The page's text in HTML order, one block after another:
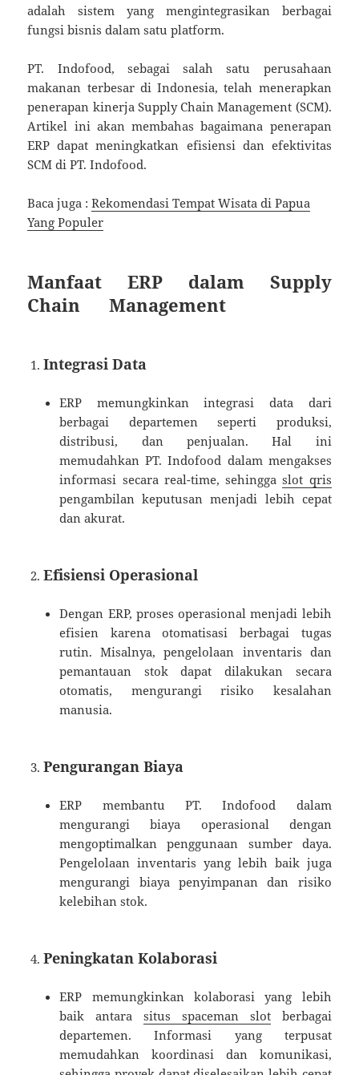
adalah sistem yang mengintegrasikan berbagai
fungsi bisnis dalam satu platform.
PT. Indofood, sebagai salah satu perusahaan
makanan terbesar di Indonesia, telah menerapkan
penerapan kinerja Supply Chain Management (SCM).
Artikel ini akan membahas bagaimana penerapan
ERP dapat meningkatkan efisiensi dan efektivitas
SCM di PT. Indofood.
Baca juga :Rekomendasi Tempat Wisata di Papua
Yang Populer
Manfaat ERP dalam Supply
Chain Management
Integrasi Data
ERP memungkinkan integrasi data dari
berbagai departemen seperti produksi,
distribusi, dan penjualan. Hal ini
memudahkan PT. Indofood dalam mengakses
informasi secara real-time, sehinggaslot qris
pengambilan keputusan menjadi lebih cepat
dan akurat.
Efisiensi Operasional
Dengan ERP, proses operasional menjadi lebih
efisien karena otomatisasi berbagai tugas
rutin. Misalnya, pengelolaan inventaris dan
pemantauan stok dapat dilakukan secara
otomatis, mengurangi risiko kesalahan
manusia.
Pengurangan Biaya
ERP membantu PT. Indofood dalam
mengurangi biaya operasional dengan
mengoptimalkan penggunaan sumber daya.
Pengelolaan inventaris yang lebih baik juga
mengurangi biaya penyimpanan dan risiko
kelebihan stok.
Peningkatan Kolaborasi
ERP memungkinkan kolaborasi yang lebih
baik antarasitus spaceman slotberbagai
departemen. Informasi yang terpusat
memudahkan koordinasi dan komunikasi,